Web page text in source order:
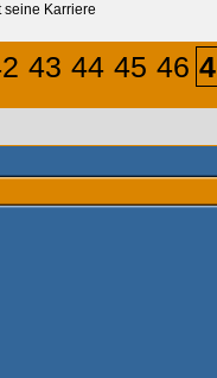
seine Karriere
43 44 45 46